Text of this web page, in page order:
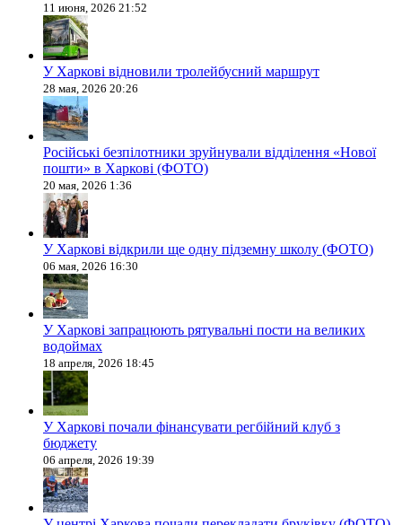
11 июня, 2026 21:52
У Харкові відновили тролейбусний маршрут
28 мая, 2026 20:26
Російські безпілотники зруйнували відділення «Нової
пошти» в Харкові (ФОТО)
20 мая, 2026 1:36
У Харкові відкрили ще одну підземну школу (ФОТО)
06 мая, 2026 16:30
У Харкові запрацюють рятувальні пости на великих
водоймах
18 апреля, 2026 18:45
У Харкові почали фінансувати регбійний клуб з
бюджету
06 апреля, 2026 19:39